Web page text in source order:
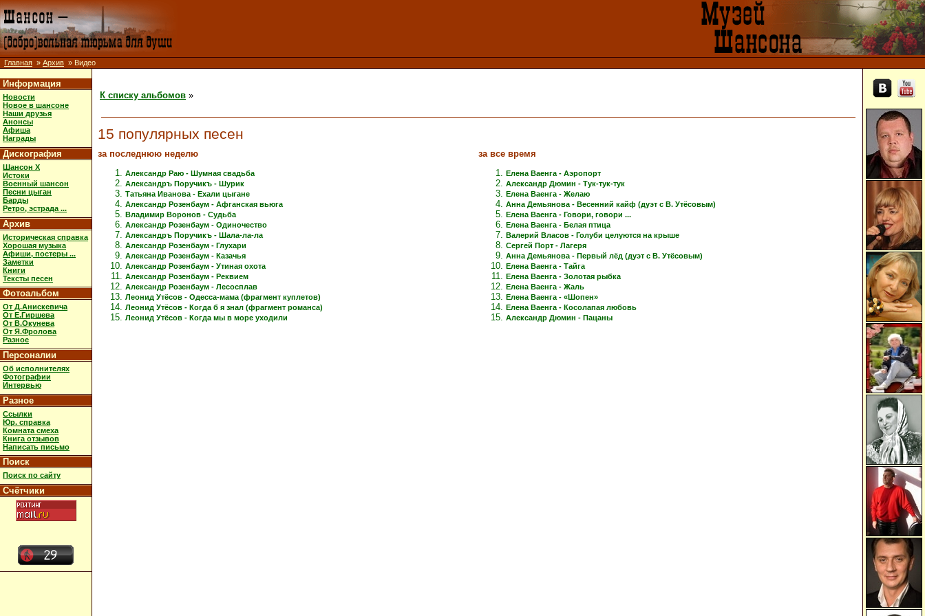
Главная » Архив » Видео
Информация
Новости
Новое в шансоне
Наши друзья
Анонсы
Афиша
Награды
Дискография
Шансон X
Истоки
Военный шансон
Песни цыган
Барды
Ретро, эстрада ...
Архив
Историческая справка
Хорошая музыка
Афиши, постеры ...
Заметки
Книги
Тексты песен
Фотоальбом
От Д.Анискевича
От Е.Гиршева
От В.Окунева
От Я.Фролова
Разное
Персоналии
Об исполнителях
Фотографии
Интервью
Разное
Ссылки
Юр. справка
Комната смеха
Книга отзывов
Написать письмо
Поиск
Поиск по сайту
Счётчики
К списку альбомов »
15 популярных песен
за последнюю неделю
Александр Раю - Шумная свадьба
Александръ Поручикъ - Шурик
Татьяна Иванова - Ехали цыгане
Александр Розенбаум - Афганская вьюга
Владимир Воронов - Судьба
Александр Розенбаум - Одиночество
Александръ Поручикъ - Шала-ла-ла
Александр Розенбаум - Глухари
Александр Розенбаум - Казачья
Александр Розенбаум - Утиная охота
Александр Розенбаум - Реквием
Александр Розенбаум - Лесосплав
Леонид Утёсов - Одесса-мама (фрагмент куплетов)
Леонид Утёсов - Когда б я знал (фрагмент романса)
Леонид Утёсов - Когда мы в море уходили
за все время
Елена Ваенга - Аэропорт
Александр Дюмин - Тук-тук-тук
Елена Ваенга - Желаю
Анна Демьянова - Весенний кайф (дуэт с В. Утёсовым)
Елена Ваенга - Говори, говори ...
Елена Ваенга - Белая птица
Валерий Власов - Голуби целуются на крыше
Сергей Порт - Лагеря
Анна Демьянова - Первый лёд (дуэт с В. Утёсовым)
Елена Ваенга - Тайга
Елена Ваенга - Золотая рыбка
Елена Ваенга - Жаль
Елена Ваенга - «Шопен»
Елена Ваенга - Косолапая любовь
Александр Дюмин - Пацаны